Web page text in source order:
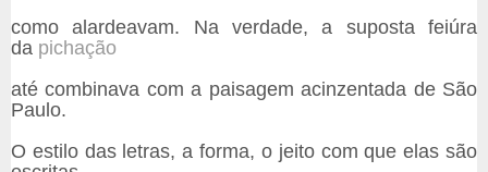
como alardeavam. Na verdade, a suposta feiúra
da pichação
até combinava com a paisagem acinzentada de São
Paulo.
O estilo das letras, a forma, o jeito com que elas são